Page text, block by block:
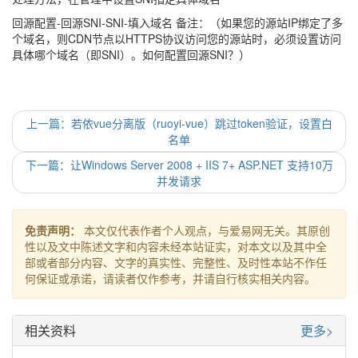
回源配置-回源SNI-SNI-填入域名 备注：（如果您的源站IP绑定了多
个域名，则CDN节点以HTTPS协议访问您的源站时，必须设置访问
具体哪个域名（即SNI）。如何配置回源SNI？）
上一篇：若依vue分离版（ruoyi-vue）跳过token验证，设置白
名单
下一篇：让Windows Server 2008 + IIS 7+ ASP.NET 支持10万
并发请求
免责声明：
本文仅代表作者个人观点，与爱易网无关。其原创
性以及文中陈述文字和内容未经本站证实，对本文以及其中全
部或者部分内容、文字的真实性、完整性、及时性本站不作任
何保证或承诺，请读者仅作参考，并请自行核实相关内容。
相关资料 更多>